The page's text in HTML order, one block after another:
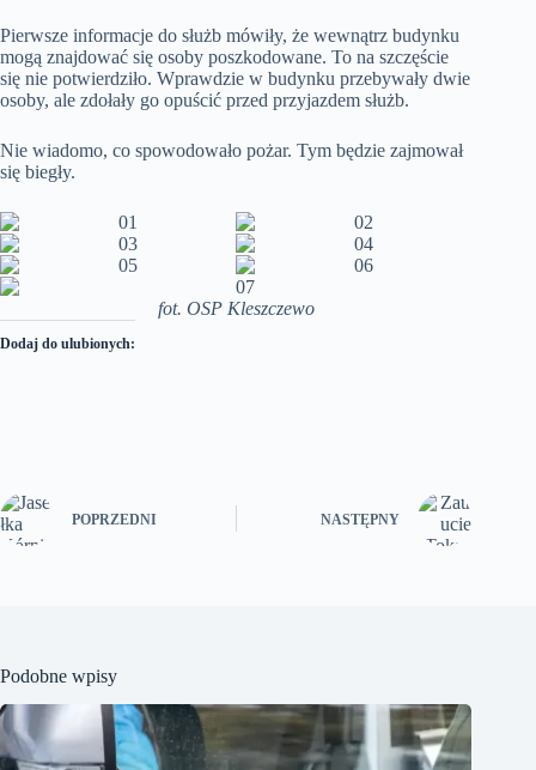
Pierwsze informacje do służb mówiły, że wewnątrz budynku
mogą znajdować się osoby poszkodowane. To na szczęście
się nie potwierdziło. Wprawdzie w budynku przebywały dwie
osoby, ale zdołały go opuścić przed przyjazdem służb.
Nie wiadomo, co spowodowało pożar. Tym będzie zajmował
się biegły.
fot. OSP Kleszczewo
Dodaj do ulubionych:
POPRZEDNI NASTĘPNY
Podobne wpisy